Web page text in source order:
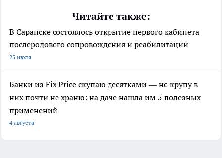
Читайте также:
В Саранске состоялось открытие первого кабинета
послеродового сопровождения и реабилитации
25 июля
Банки из Fix Price скупаю десятками — но крупу в
них почти не храню: на даче нашла им 5 полезных
применений
4 августа